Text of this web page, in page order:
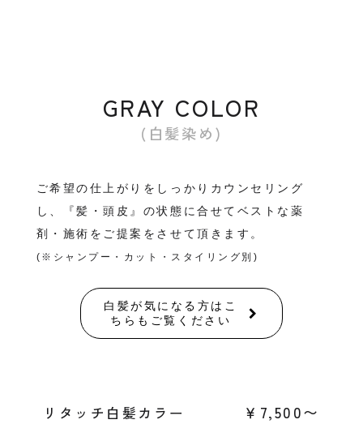
GRAY COLOR
(白髪染め)
ご希望の仕上がりをしっかりカウンセリング
し、『髪・頭皮』の状態に合せてベストな薬
剤・施術をご提案をさせて頂きます。
(※シャンプー・カット・スタイリング別)
白髪が気になる方はこ
ちらもご覧ください
リタッチ白髪カラー ￥7,500〜